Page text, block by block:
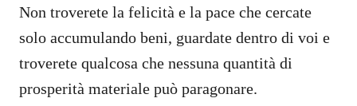
Non troverete la felicità e la pace che cercate
solo accumulando beni, guardate dentro di voi e
troverete qualcosa che nessuna quantità di
prosperità materiale può paragonare.